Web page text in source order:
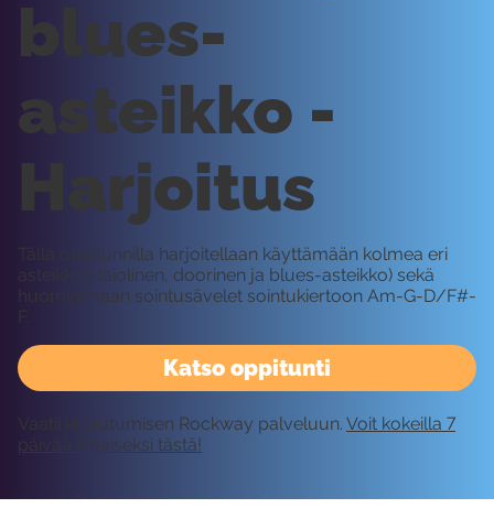
Katso oppitunti
blues-
asteikko -
Harjoitus
Tällä oppitunnilla harjoitellaan käyttämään kolmea eri
asteikkoa (aiolinen, doorinen ja blues-asteikko) sekä
huomioimaan sointusävelet sointukiertoon Am-G-D/F#-
Vaatii kirjautumisen Rockway palveluun. Voit kokeilla 7
päivää ilmaiseksi tästä!